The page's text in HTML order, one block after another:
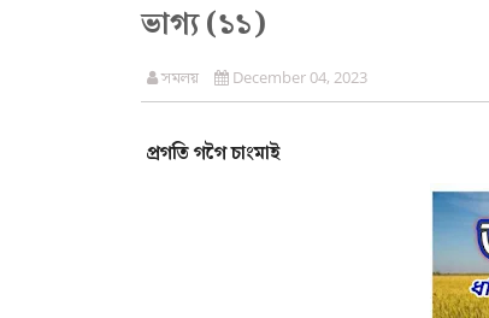
ভাগ্য (১১)
সমলয় December 04, 2023
প্ৰগতি গগৈ চাংমাই